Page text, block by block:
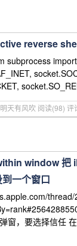
reverse
subprocess
天有风吹 阅读(98) 评
window 把
一个窗口
窗，要选择信任